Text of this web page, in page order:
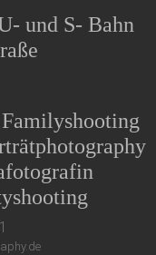
und S- Bahn